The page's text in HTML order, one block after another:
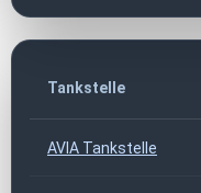
Tankstelle
AVIA Tankstelle